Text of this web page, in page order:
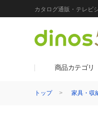
カタログ通販・テレビ
商品カテゴリ
トップ 家具・収